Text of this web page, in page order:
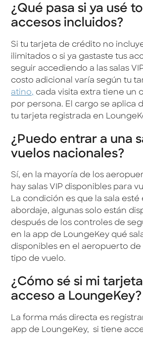
¿Qué pasa si ya usé
accesos incluidos?
Si tu tarjeta de crédito no
ilimitados o si ya gastaste tus
seguir accediendo a las salas
costo adicional varía según tu
atino, cada visita extra tiene un
por persona. El cargo se aplica
tu tarjeta registrada en
¿Puedo entrar a una
vuelos nacionales?
Sí, en la mayoría de los
hay salas VIP disponibles para
La condición es que la sala esté
abordaje, algunas solo están
después de los controles de
en la app de LoungeKey qué
disponibles en el aeropuerto
tipo de vuelo.
¿Cómo sé si mi
acceso a LoungeKey?
La forma más directa es
app de LoungeKey, si tiene